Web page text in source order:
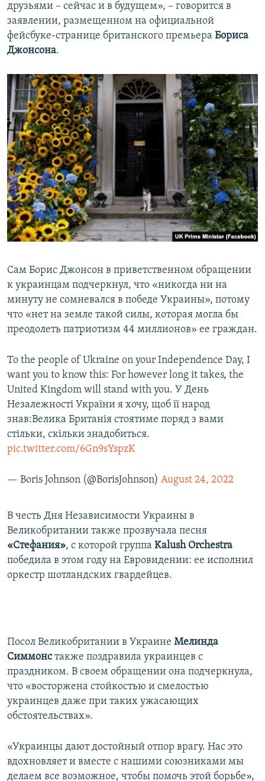
друзьями – сейчас и в будущем», – говорится в
заявлении, размещенном на официальной
фейсбуке-странице британского премьера Бориса
Джонсона.
Сам Борис Джонсон в приветственном обращении
к украинцам подчеркнул, что «никогда ни на
минуту не сомневался в победе Украины», потому
что «нет на земле такой силы, которая могла бы
преодолеть патриотизм 44 миллионов» ее граждан.
To the people of Ukraine on your Independence Day, I
want you to know this: For however long it takes, the
United Kingdom will stand with you. У День
Незалежності України я хочу, щоб її народ
знав:Велика Британія стоятиме поряд з вами
стільки, скільки знадобиться.
pic.twitter.com/6Gn9sYspzK
— Boris Johnson (@BorisJohnson) August 24, 2022
В честь Дня Независимости Украины в
Великобритании также прозвучала песня
«Стефания», с которой группа Kalush Orchestra
победила в этом году на Евровидении: ее исполнил
оркестр шотландских гвардейцев.
Посол Великобритании в Украине Мелинда
Симмонстакже поздравила украинцев с
праздником. В своем обращении она подчеркнула,
что «восторжена стойкостью и смелостью
украинцев даже при таких ужасающих
обстоятельствах».
«Украинцы дают достойный отпор врагу. Нас это
вдохновляет и вместе с нашими союзниками мы
делаем все возможное, чтобы помочь этой борьбе»,